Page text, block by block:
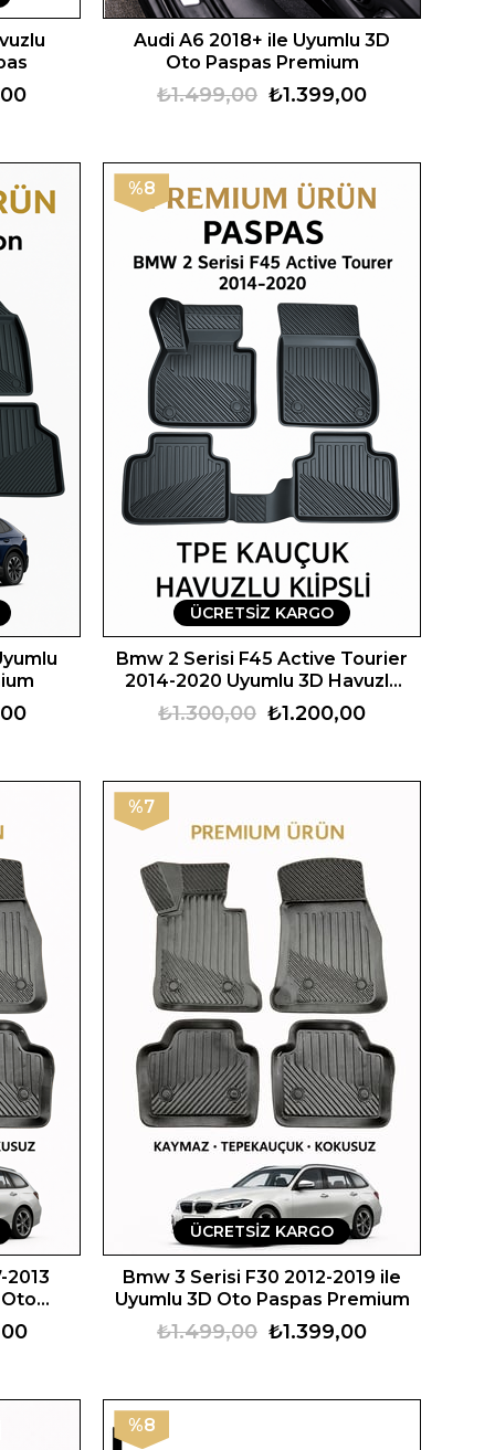
Audi A6 2018+ ile Uyumlu 3D
Oto Paspas Premium
₺1.399,00
₺1.499,00
Bmw 2 Serisi F45 Active Tourier
2014-2020 Uyumlu 3D Havuzlu
Oto Paspas Premium
₺1.200,00
₺1.300,00
%8
ÜCRETSIZ KARGO
2013
Bmw 3 Serisi F30 2012-2019 ile
Uyumlu 3D Oto Paspas Premium
₺1.399,00
₺1.499,00
%7
ÜCRETSIZ KARGO
%8